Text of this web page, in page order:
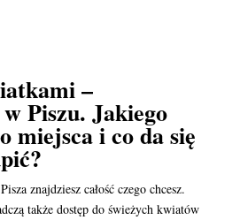
–
Piszu. Jakiego
miejsca i co da się
znajdziesz całość czego chcesz.
także dostęp do świeżych kwiatów